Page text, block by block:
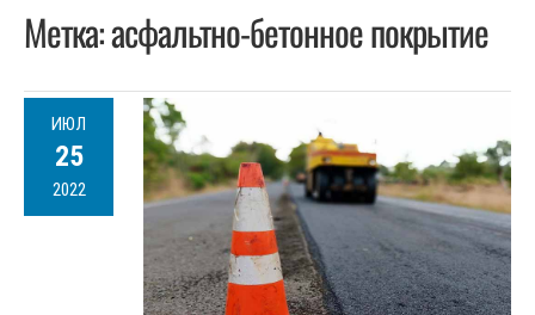
Метка:асфальтно-бетонное покрытие
ИЮЛ
25
2022